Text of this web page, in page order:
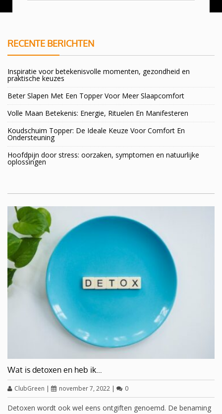
RECENTE BERICHTEN
Inspiratie voor betekenisvolle momenten, gezondheid en
praktische keuzes
Beter Slapen Met Een Topper Voor Meer Slaapcomfort
Volle Maan Betekenis: Energie, Rituelen En Manifesteren
Koudschuim Topper: De Ideale Keuze Voor Comfort En
Ondersteuning
Hoofdpijn door stress: oorzaken, symptomen en natuurlijke
oplossingen
Wat is detoxen en heb ik…
ClubGreen | november 7, 2022 | 0
Detoxen wordt ook wel eens ontgiften genoemd. De benaming